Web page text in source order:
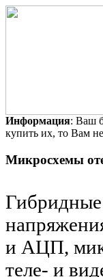
Информация: Ваш
купить их, то Вам
Микросхемы
и АЦП,
теле- и